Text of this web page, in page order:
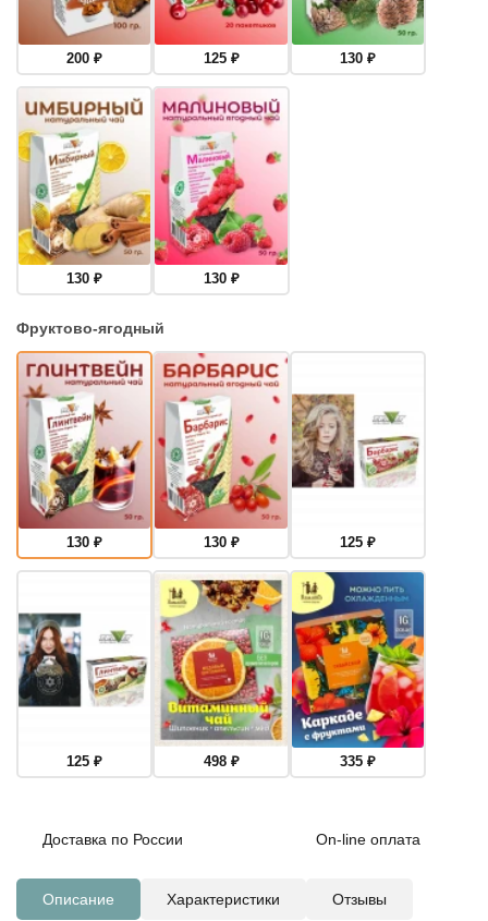
200₽ 125 ₽ 130 ₽
130₽ 130 ₽
Фруктово-ягодный
130₽ 130 ₽ 125 ₽
125₽ 498 ₽ 335 ₽
Доставка по России On-line оплата
Описание Характеристики Отзывы